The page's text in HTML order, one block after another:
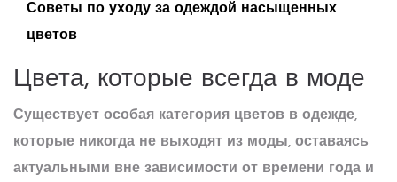
Советы по уходу за одеждой насыщенных
цветов
Цвета, которые всегда в моде
Существует особая категория цветов в одежде,
которые никогда не выходят из моды, оставаясь
актуальными вне зависимости от времени года и